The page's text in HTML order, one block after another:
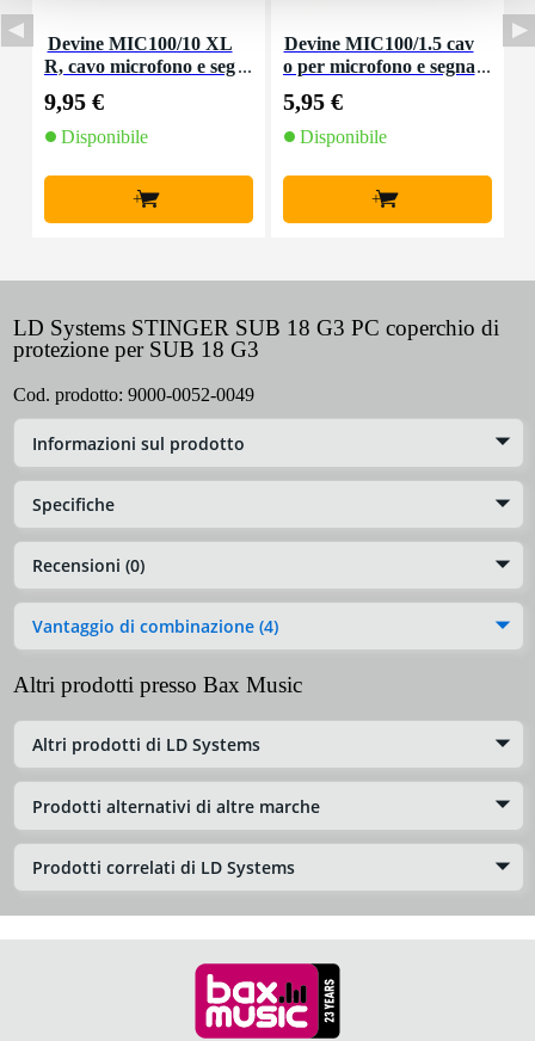
Devine MIC100/10 XL
R, cavo microfono e seg
9,95 €
Disponibile
+
Devine MIC100/1.5 cav
o per microfono e segna
5,95 €
Disponibile
+
LD Systems STINGER SUB 18 G3 PC coperchio di
protezione per SUB 18 G3
Cod. prodotto: 9000-0052-0049
Informazioni sul prodotto
Specifiche
Recensioni (0)
Vantaggio di combinazione (4)
Altri prodotti presso Bax Music
Altri prodotti di LD Systems
Prodotti alternativi di altre marche
Prodotti correlati di LD Systems